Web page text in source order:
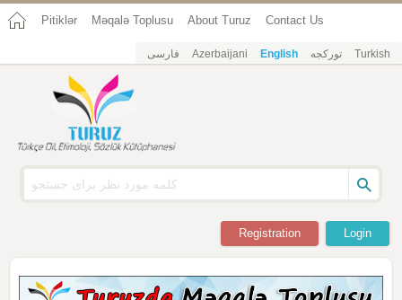
Pitiklər Məqalə Toplusu About Turuz Contact Us
فارسی Azerbaijani English تورکجه Turkish
Login
Registration